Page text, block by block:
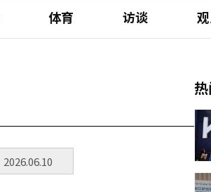
体育 访谈